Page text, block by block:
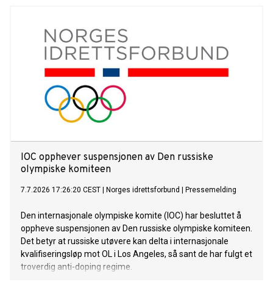
myndighetsgodkjenninger, vil utløse en plikt for Telenor til å
fremsette et obligatorisk kontanttilbud til alle aksjonærer i
IOC opphever suspensjonen av Den russiske
olympiske komiteen
7.7.2026 17:26:20 CEST Norges idrettsforbund Pressemelding
Den internasjonale olympiske komite (IOC) har besluttet å
oppheve suspensjonen av Den russiske olympiske komiteen.
Det betyr at russiske utøvere kan delta i internasjonale
kvalifiseringsløp mot OL i Los Angeles, så sant de har fulgt et
troverdig anti-doping regime.